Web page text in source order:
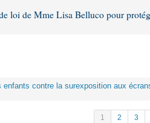
loi de Mme Lisa Belluco pour
enfants contre la surexposition aux
1 2 3